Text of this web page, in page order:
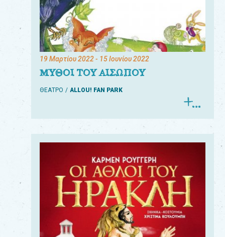
19 Μαρτίου 2022- 15 Ιουνίου 2022
ΜΥΘΟΙ ΤΟΥ ΑΙΣΩΠΟΥ
ΘΕΑΤΡΟ ALLOU! FAN PARK